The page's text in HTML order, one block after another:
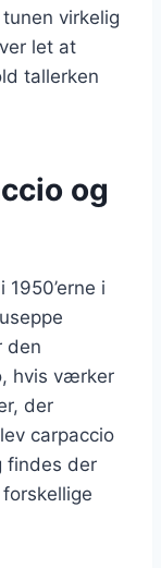
virkelig
let at
tallerken
og
i
den
hvis værker
der
carpaccio
findes der